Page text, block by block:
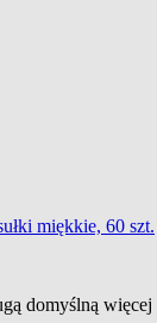
miękkie, 60 szt.
domyślną więcej